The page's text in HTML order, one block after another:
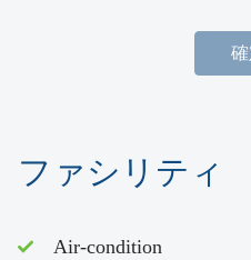
確
ファシリティ
Air-condition